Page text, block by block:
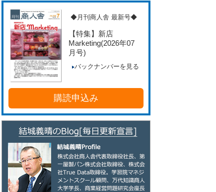
◆月刊商人舎 最新号◆
【特集】新店
Marketing(2026年07
月号)
バックナンバーを見る
購読申込み